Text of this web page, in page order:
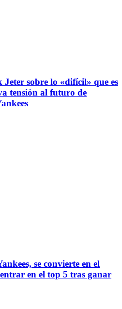
sobre lo «difícil» que es
tensión al futuro de
se convierte en el
en el top 5 tras ganar